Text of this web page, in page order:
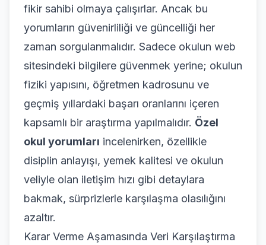
fikir sahibi olmaya çalışırlar. Ancak bu
yorumların güvenirliliği ve güncelliği her
zaman sorgulanmalıdır. Sadece okulun web
sitesindeki bilgilere güvenmek yerine; okulun
fiziki yapısını, öğretmen kadrosunu ve
geçmiş yıllardaki başarı oranlarını içeren
kapsamlı bir araştırma yapılmalıdır. Özel
okul yorumları incelenirken, özellikle
disiplin anlayışı, yemek kalitesi ve okulun
veliyle olan iletişim hızı gibi detaylara
bakmak, sürprizlerle karşılaşma olasılığını
azaltır.
Karar Verme Aşamasında Veri Karşılaştırma